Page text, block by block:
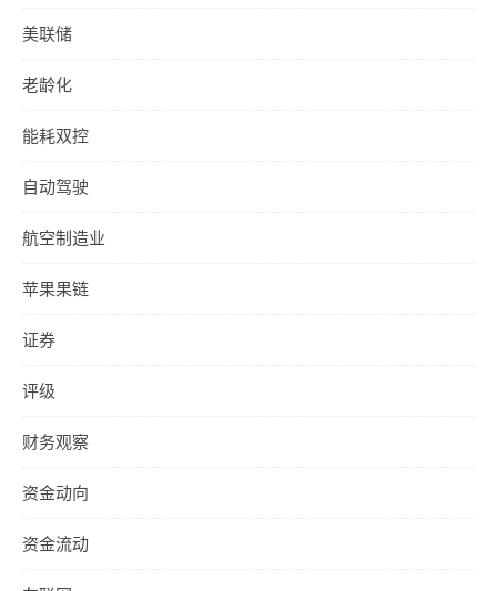
美联储
老龄化
能耗双控
自动驾驶
航空制造业
苹果果链
证券
评级
财务观察
资金动向
资金流动